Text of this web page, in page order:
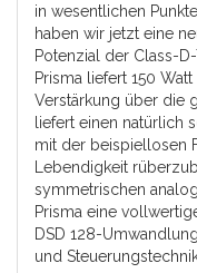
in wesentlichen
haben wir jetzt eine
Potenzial der Class-
Prisma liefert 150
Verstärkung über die
liefert einen natürlich
mit der beispiellosen
Lebendigkeit
symmetrischen
Prisma eine
DSD 128-
und